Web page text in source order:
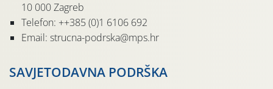
10 000 Zagreb
Telefon: ++385 (0)1 6106 692
Email: strucna-podrska@mps.hr
SAVJETODAVNA PODRŠKA